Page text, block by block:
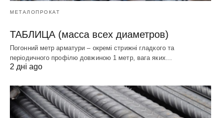
МЕТАЛОПРОКАТ
ТАБЛИЦА (масса всех диаметров)
Погонний метр арматури – окремі стрижні гладкого та
періодичного профілю довжиною 1 метр, вага яких…
2 дні ago